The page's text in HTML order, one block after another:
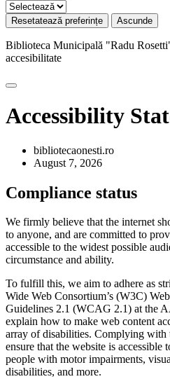
Resetatează preferințe Ascunde
Biblioteca Municipală "Radu
accesibilitate
Accessibility
bibliotecaonesti.ro
August 7, 2026
Compliance status
We firmly believe that the internet
to anyone, and are committed to
accessible to the widest possible
circumstance and ability.
To fulfill this, we aim to adhere as
Wide Web Consortium’s (W3C)
Guidelines 2.1 (WCAG 2.1) at the
explain how to make web content
array of disabilities. Complying with
ensure that the website is accessible
people with motor impairments,
disabilities, and more.